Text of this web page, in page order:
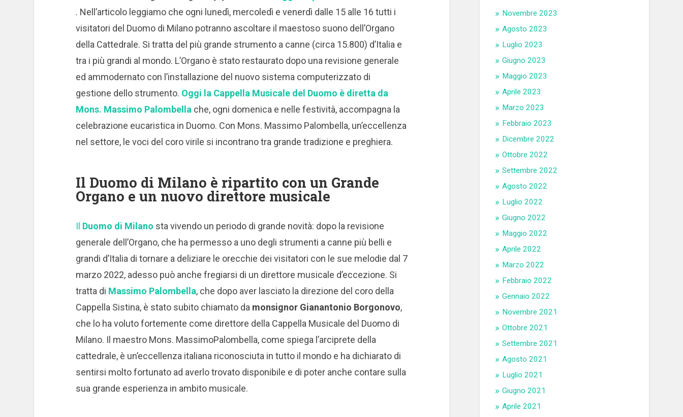
. Nell’articolo leggiamo che ogni lunedì, mercoledì e venerdì dalle 15 alle 16 tutti i
visitatori del Duomo di Milano potranno ascoltare il maestoso suono dell’Organo
della Cattedrale. Si tratta del più grande strumento a canne (circa 15.800) d’Italia e
tra i più grandi al mondo. L’Organo è stato restaurato dopo una revisione generale
ed ammodernato con l’installazione del nuovo sistema computerizzato di
gestione dello strumento. Oggi la Cappella Musicale del Duomo è diretta da
Mons. Massimo Palombella che, ogni domenica e nelle festività, accompagna la
celebrazione eucaristica in Duomo. Con Mons. Massimo Palombella, un’eccellenza
nel settore, le voci del coro virile si incontrano tra grande tradizione e preghiera.
Il Duomo di Milano è ripartito con un Grande
Organo e un nuovo direttore musicale
Il Duomo di Milano sta vivendo un periodo di grande novità: dopo la revisione
generale dell’Organo, che ha permesso a uno degli strumenti a canne più belli e
grandi d’Italia di tornare a deliziare le orecchie dei visitatori con le sue melodie dal 7
marzo 2022, adesso può anche fregiarsi di un direttore musicale d’eccezione. Si
tratta di Massimo Palombella, che dopo aver lasciato la direzione del coro della
Cappella Sistina, è stato subito chiamato da monsignor Gianantonio Borgonovo,
che lo ha voluto fortemente come direttore della Cappella Musicale del Duomo di
Milano. Il maestro Mons. MassimoPalombella, come spiega l’arciprete della
cattedrale, è un’eccellenza italiana riconosciuta in tutto il mondo e ha dichiarato di
sentirsi molto fortunato ad averlo trovato disponibile e di poter anche contare sulla
sua grande esperienza in ambito musicale.
Novembre 2023
Agosto 2023
Luglio 2023
Giugno 2023
Maggio 2023
Aprile 2023
Marzo 2023
Febbraio 2023
Dicembre 2022
Ottobre 2022
Settembre 2022
Agosto 2022
Luglio 2022
Giugno 2022
Maggio 2022
Aprile 2022
Marzo 2022
Febbraio 2022
Gennaio 2022
Novembre 2021
Ottobre 2021
Settembre 2021
Agosto 2021
Luglio 2021
Giugno 2021
Aprile 2021